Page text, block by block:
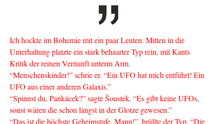
Ich hockte im Bohemie mit ein paar Leuten. Mitten in die
Unterhaltung platzte ein stark behaarter Typ rein, mit Kants
Kritik der reinen Vernunft unterm Arm.
“Menschenskinder!” schrie er. “Ein UFO hat mich entführt! Ein
UFO aus einer anderen Galaxis.”
“Spinnst du, Pankácek?” sagte Šoustek. “Es gibt keine UFOs,
sonst wären die schon längst in der Glotze gewesen.”
“Das ist die höchste Geheimstufe, Mann!”, brüllte der Typ. “Die